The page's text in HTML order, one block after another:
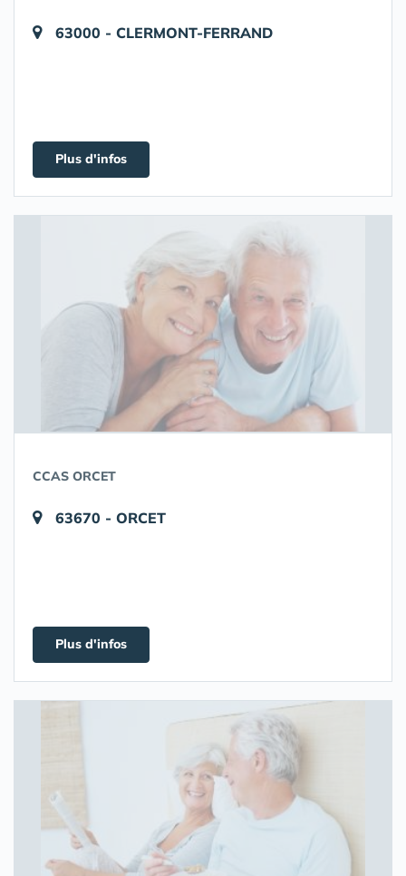
63000 - CLERMONT-FERRAND
Plus d'infos
CCAS ORCET
63670 - ORCET
Plus d'infos